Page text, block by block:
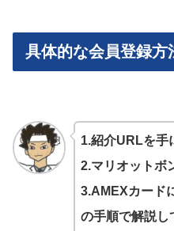
具体的な会員登録方
1.紹介URLを手
2.マリオットボ
3.AMEXカード
の手順で解説し